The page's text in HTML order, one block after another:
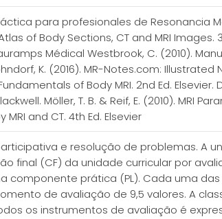
para profesionales de Resonancia
of Body Sections, CT and MRI Images.
Médical Westbrook, C. (2010).
K. (2016). MR-Notes.com:
of Body MRI. 2nd Ed. Elsevier.
Möller, T. B. & Reif, E. (2010). MRI
and CT. 4th Ed. Elsevier
e resolução de problemas. A
final (CF) da unidade curricular por
componente prática (PL). Cada uma
de avaliação de 9,5 valores. A
os instrumentos de avaliação é